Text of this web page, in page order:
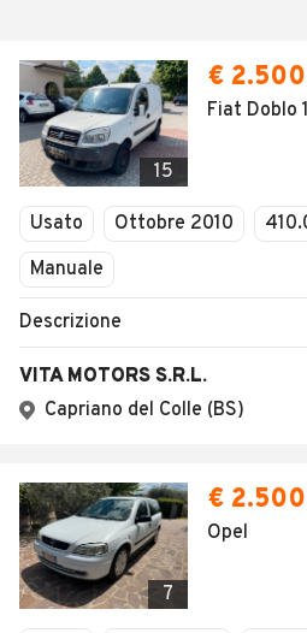
15
€ 2.500
Fiat Doblo
Usato Ottobre 2010
Manuale
Descrizione
VITA MOTORS S.R.L.
Capriano del Colle (BS)
7
€ 2.500
Opel